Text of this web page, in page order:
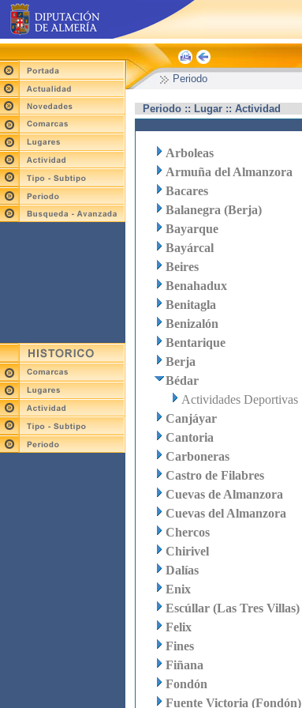
Periodo
Periodo :: Lugar :: Actividad
Arboleas
Armuña del Almanzora
Bacares
Balanegra (Berja)
Bayarque
Bayárcal
Beires
Benahadux
Benitagla
Benizalón
Bentarique
Berja
Bédar
Actividades Deportivas
Canjáyar
Cantoria
Carboneras
Castro de Filabres
Cuevas de Almanzora
Cuevas del Almanzora
Chercos
Chirivel
Dalías
Enix
Escúllar (Las Tres Villas)
Felix
Fines
Fiñana
Fondón
Fuente Victoria (Fondón)